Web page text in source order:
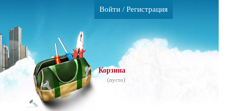
Войти /Регистрация
Корзина
(пусто)